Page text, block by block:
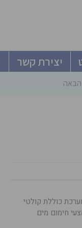
יצירת קשר
כוללת קולטי
חימום מים